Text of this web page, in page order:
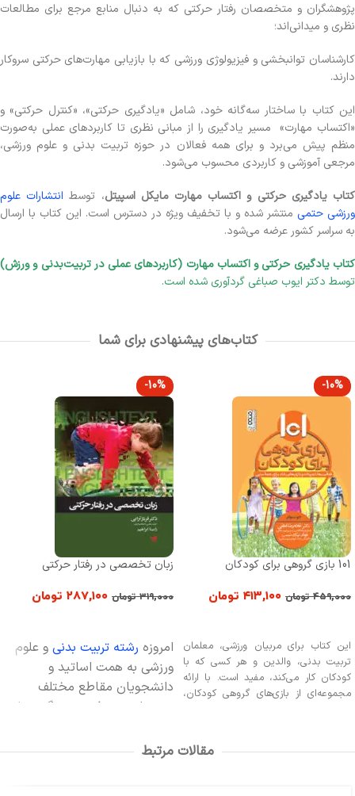
پژوهشگران و متخصصان رفتار حرکتی که به دنبال منابع مرجع برای مطالعات
نظری و میدانی‌اند؛
کارشناسان توانبخشی و فیزیولوژی ورزشی که با بازیابی مهارت‌های حرکتی سروکار
دارند.
این کتاب با ساختار سه‌گانه خود، شامل «یادگیری حرکتی»، «کنترل حرکتی» و
«اکتساب مهارت» مسیر یادگیری را از مبانی نظری تا کاربردهای عملی به‌صورت
منظم پیش می‌برد و برای همه فعالان در حوزه تربیت بدنی و علوم ورزشی،
مرجعی آموزشی و کاربردی محسوب می‌شود.
کتاب یادگیری حرکتی و اکتساب مهارت مایکل اسپیتل، توسط انتشارات علوم
ورزشی حتمی منتشر شده و با تخفیف ویژه در دسترس است. این کتاب با ارسال
به سراسر کشور عرضه می‌شود.
کتاب یادگیری حرکتی و اکتساب مهارت (کاربردهای عملی در تربیت‌بدنی و ورزش)
توسط دکتر ایوب صباغی گردآوری شده است.
کتاب‌های پیشنهادی برای شما
-10%
101 بازی گروهی برای کودکان
۴۵۹,۰۰۰ تومان ۴۱۳,۱۰۰ تومان
این کتاب برای مربیان ورزشی، معلمان
تربیت بدنی، والدین و هر کسی که با
کودکان کار می‌کند، مفید است. با ارائه
مجموعه‌ای از بازی‌های گروهی کودکان،
می‌کند و به آموزش آن‌ها به شیوه‌ای
جذاب و مؤثر می‌پردازد.
-10%
زبان تخصصی در رفتار حرکتی
۳۱۹,۰۰۰ تومان ۲۸۷,۱۰۰ تومان
امروزه رشته تربیت بدنی و علوم
ورزشی به همت اساتید و
دانشجویان مقاطع مختلف
تحصیلی پیشرفت چشمگیری را
آشنایی با نوشتار همکاران خارجمقالات مرتبط